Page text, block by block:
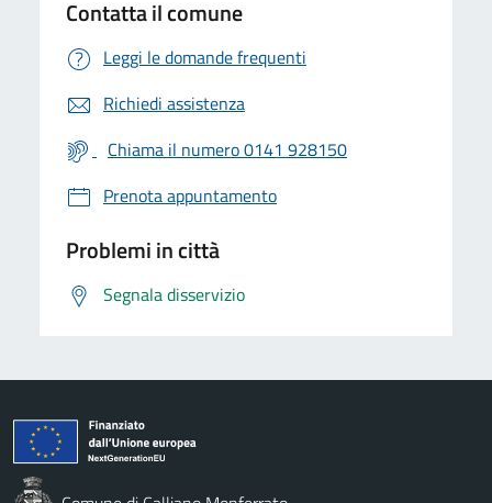
Contatta il comune
Leggi le domande frequenti
Richiedi assistenza
Chiama il numero 0141 928150
Prenota appuntamento
Problemi in città
Segnala disservizio